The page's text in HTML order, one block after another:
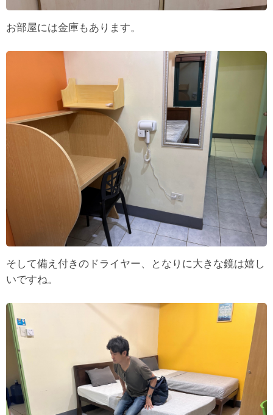
お部屋には金庫もあります。
そして備え付きのドライヤー、となりに大きな鏡は嬉し
いですね。